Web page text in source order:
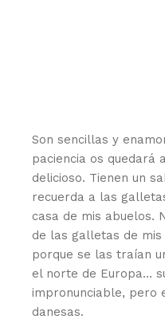
Son sencillas y
paciencia os quedará
delicioso. Tienen un
recuerda a las
casa de mis abuelos.
de las galletas de
porque se las traían
el norte de Europa…
impronunciable, pero
danesas.